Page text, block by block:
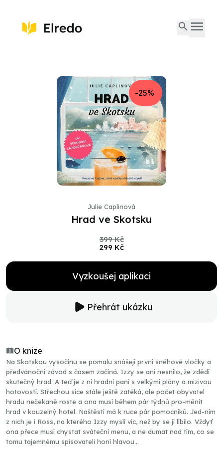
-25%
Julie Caplinová
Hrad ve Skotsku
399 Kč
299 Kč
Vyzkoušej aplikaci
Přehrát ukázku
O knize
Na Skotskou vysočinu se pomalu snášejí první sněhové vločky a
předvánoční závod s časem začíná. Izzy se ani nesnilo, že zdědí
skutečný hrad. A teď je z ní hradní paní s velkými plány a mizivou
hotovostí. Střechou sice stále ještě zatéká, ale počet obyvatel
hradu nečekaně roste a ona musí během pár týdnů pro-měnit
hrad v kouzelný hotel. Naštěstí má k ruce pár pomocníků. Jed-ním
z nich je i Ross, na kterého Izzy myslí víc, než by se jí líbilo. Vždyť
ona přece musí chystat sváteční menu, a ne dumat nad tím, co se
tomu tajemnému spisovateli honí hlavou…